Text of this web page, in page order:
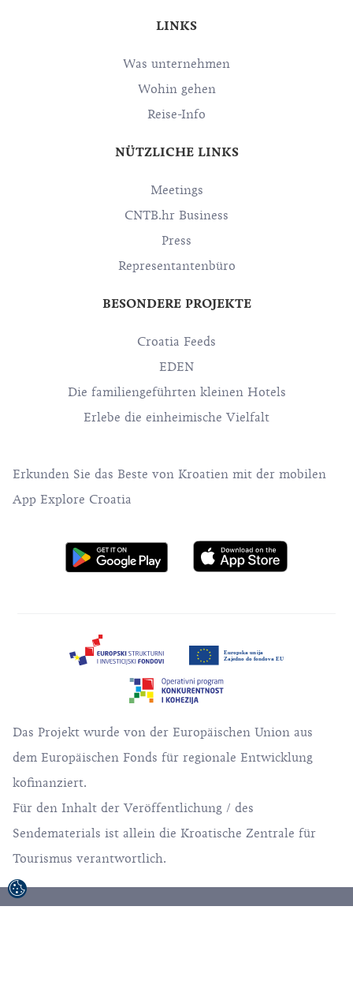
LINKS
Was unternehmen
Wohin gehen
Reise-Info
NÜTZLICHE LINKS
Meetings
CNTB.hr Business
Press
Representantenbüro
BESONDERE PROJEKTE
Croatia Feeds
EDEN
Die familiengeführten kleinen Hotels
Erlebe die einheimische Vielfalt
Erkunden Sie das Beste von Kroatien mit der mobilen
App Explore Croatia
Das Projekt wurde von der Europäischen Union aus
dem Europäischen Fonds für regionale Entwicklung
kofinanziert.
Für den Inhalt der Veröffentlichung / des
Sendematerials ist allein die Kroatische Zentrale für
Tourismus verantwortlich.